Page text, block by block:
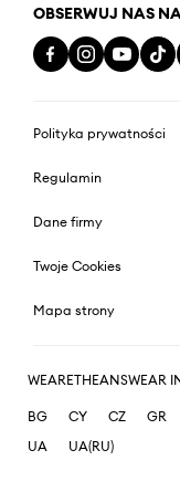
OBSERWUJ NAS
Polityka prywatności
Regulamin
Dane firmy
Twoje Cookies
Mapa strony
WEARETHEANSWEAR
BG CY CZ GR
UA
UA(RU)